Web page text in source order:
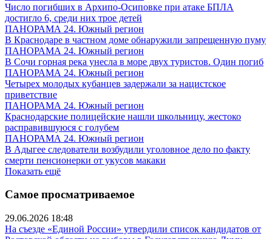
Число погибших в Архипо-Осиповке при атаке БПЛА
достигло 6, среди них трое детей
ПАНОРАМА 24. Южный регион
В Краснодаре в частном доме обнаружили запрещенную пуму
ПАНОРАМА 24. Южный регион
В Сочи горная река унесла в море двух туристов. Один погиб
ПАНОРАМА 24. Южный регион
Четырех молодых кубанцев задержали за нацистское
приветствие
ПАНОРАМА 24. Южный регион
Краснодарские полицейские нашли школьницу, жестоко
расправившуюся с голубем
ПАНОРАМА 24. Южный регион
В Адыгее следователи возбудили уголовное дело по факту
смерти пенсионерки от укусов макаки
Показать ещё
Самое просматриваемое
29.06.2026 18:48
На съезде «Единой России» утвердили список кандидатов от